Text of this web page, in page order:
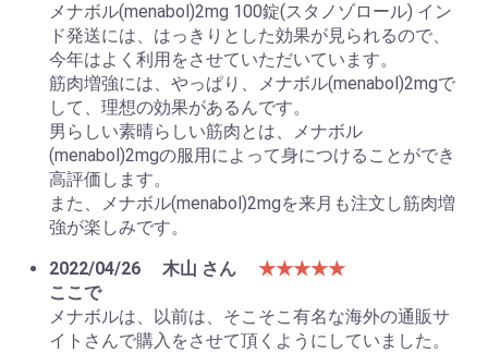
メナボル(menabol)2mg 100錠(スタノゾロール) イン
ド発送には、はっきりとした効果が見られるので、
今年はよく利用をさせていただいています。
筋肉増強には、やっぱり、メナボル(menabol)2mgで
して、理想の効果があるんです。
男らしい素晴らしい筋肉とは、メナボル
(menabol)2mgの服用によって身につけることができ
高評価します。
また、メナボル(menabol)2mgを来月も注文し筋肉増
強が楽しみです。
2022/04/26
木山 さん
★★★★★
ここで
メナボルは、以前は、そこそこ有名な海外の通販サ
イトさんで購入をさせて頂くようにしていました。